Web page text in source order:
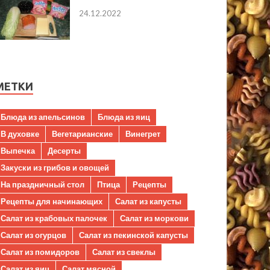
24.12.2022
Блюда из апельсинов
Блюда из яиц
В духовке
Вегетарианские
Винегрет
Выпечка
Десерты
Закуски из грибов и овощей
На праздничный стол
Птица
Рецепты
Рецепты для начинающих
Салат из капусты
Салат из крабовых палочек
Салат из моркови
Салат из огурцов
Салат из пекинской капусты
Салат из помидоров
Салат из свеклы